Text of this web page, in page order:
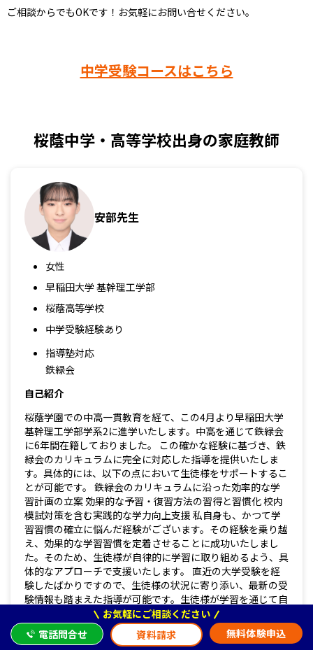
ご相談からでもOKです！お気軽にお問い合せください。
中学受験コースはこちら
桜蔭中学・高等学校出身の家庭教師
安部先生
女性
早稲田大学 基幹理工学部
桜蔭高等学校
中学受験経験あり
指導塾対応
鉄緑会
自己紹介
桜蔭学園での中高一貫教育を経て、この4月より早稲田大学
基幹理工学部学系2に進学いたします。中高を通じて鉄緑会
に6年間在籍しておりました。 この確かな経験に基づき、鉄
緑会のカリキュラムに完全に対応した指導を提供いたしま
す。具体的には、以下の点において生徒様をサポートするこ
とが可能です。 鉄緑会のカリキュラムに沿った効率的な学
習計画の立案 効果的な予習・復習方法の習得と習慣化 校内
模試対策を含む実践的な学力向上支援 私自身も、かつて学
習習慣の確立に悩んだ経験がございます。その経験を乗り越
え、効果的な学習習慣を定着させることに成功いたしまし
た。そのため、生徒様が自律的に学習に取り組めるよう、具
体的なアプローチで支援いたします。 直近の大学受験を経
験したばかりですので、生徒様の状況に寄り添い、最新の受
験情報も踏まえた指導が可能です。生徒様が学習を通じて自
信をつけ、勉強そのものを好きになるよう、誠実かつ情熱を
持って指導いたします。 保護者様の大切な生徒様が目標を
達成できるよう、全力でサポートいたします。
お気軽にご相談ください
電話問合せ
資料請求 無料体験申込